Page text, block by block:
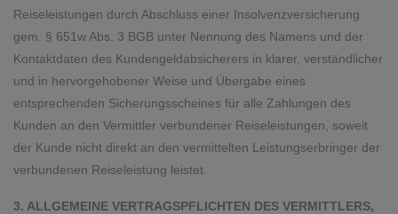
Reiseleistungen durch Abschluss einer Insolvenzversicherung
gem. § 651w Abs. 3 BGB unter Nennung des Namens und der
Kontaktdaten des Kundengeldabsicherers in klarer, verständlicher
und in hervorgehobener Weise und Übergabe eines
entsprechenden Sicherungsscheines für alle Zahlungen des
Kunden an den Vermittler verbundener Reiseleistungen, soweit
der Kunde nicht direkt an den vermittelten Leistungserbringer der
verbundenen Reiseleistung leistet.
3. ALLGEMEINE VERTRAGSPFLICHTEN DES VERMITTLERS,